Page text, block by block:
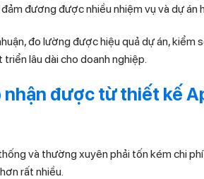
đương được nhiều nhiệm vụ và dự án
đo lường được hiệu quả dự án,
lâu dài cho doanh nghiệp.
nhận được từ thiết kế
và thường xuyên phải tốn kém chi
rất nhiều.